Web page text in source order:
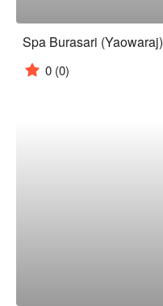
Spa Burasari (Yaowaraj)
0 (0)